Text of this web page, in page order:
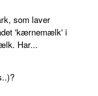
som laver
'kærnemælk' i
Har...